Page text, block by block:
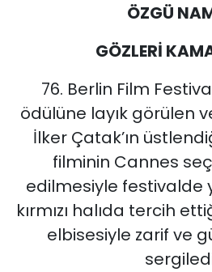
ÖZGÜ
GÖZLERİ
76. Berlin Film
ödülüne layık görülen
İlker Çatak’ın
filminin Cannes
edilmesiyle festivalde
kırmızı halıda tercih
elbisesiyle zarif ve